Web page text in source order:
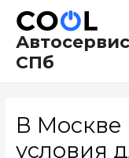
содержимому
СПб
В Москве
условия
по
записям